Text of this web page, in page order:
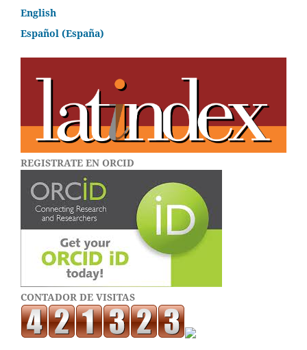
English
Español (España)
REGISTRATE EN ORCID
CONTADOR DE VISITAS